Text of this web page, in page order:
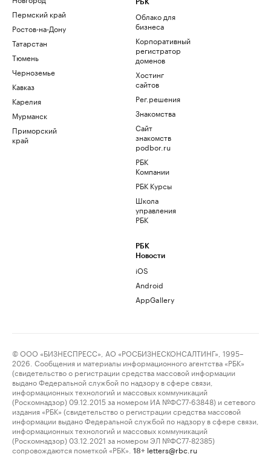
Пермский край
Ростов-на-Дону
Татарстан
Тюмень
Черноземье
Кавказ
Карелия
Мурманск
Приморский
край
РБК
Облако для
бизнеса
Корпоративный
регистратор
доменов
Хостинг
сайтов
Рег.решения
Знакомства
Сайт
знакомств
podbor.ru
РБК
Компании
РБК Курсы
Школа
управления
РБК
РБК
Новости
iOS
Android
AppGallery
© ООО «БИЗНЕСПРЕСС», АО «РОСБИЗНЕСКОНСАЛТИНГ», 1995–
2026. Сообщения и материалы информационного агентства «РБК»
(свидетельство о регистрации средства массовой информации
выдано Федеральной службой по надзору в сфере связи,
информационных технологий и массовых коммуникаций
(Роскомнадзор) 09.12.2015 за номером ИА №ФС77-63848) и сетевого
издания «РБК» (свидетельство о регистрации средства массовой
информации выдано Федеральной службой по надзору в сфере связи,
информационных технологий и массовых коммуникаций
(Роскомнадзор) 03.12.2021 за номером ЭЛ №ФС77-82385)
сопровождаются пометкой «РБК».
18+ letters@rbc.ru